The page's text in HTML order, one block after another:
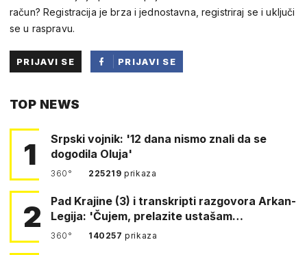
račun? Registracija je brza i jednostavna, registriraj se i uključi
se u raspravu.
PRIJAVI SE
PRIJAVI SE
TOP NEWS
1
Srpski vojnik: '12 dana nismo znali da se
dogodila Oluja'
360° 225219prikaza
2
Pad Krajine (3) i transkripti razgovora Arkan-
Legija: 'Čujem, prelazite ustašam…
360° 140257prikaza